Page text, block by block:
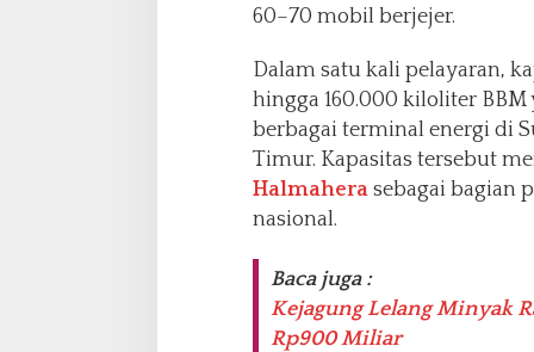
60–70 mobil berjejer.
Dalam satu kali pelayaran,
hingga 160.000 kiloliter
berbagai terminal energi di
Timur. Kapasitas tersebut
Halmaherasebagai bagian
nasional.
Baca juga :
Kejagung Lelang Minyak
Rp900 Miliar